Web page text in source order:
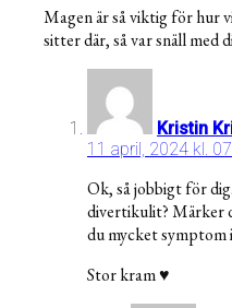
Magen är så viktig för hur
sitter där, så var snäll med
Kristin
11 april, 2024 kl.
Ok, så jobbigt för
divertikulit? Märker
du mycket symptom
Stor kram ♥️